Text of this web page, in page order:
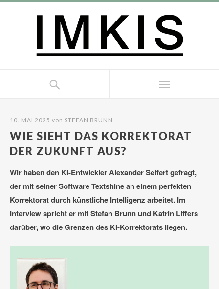
10. MAI 2025 von STEFAN BRUNN
WIE SIEHT DAS KORREKTORAT
DER ZUKUNFT AUS?
Wir haben den KI-Entwickler Alexander Seifert gefragt,
der mit seiner Software Textshine an einem perfekten
Korrektorat durch künstliche Intelligenz arbeitet. Im
Interview spricht er mit Stefan Brunn und Katrin Liffers
darüber, wo die Grenzen des KI-Korrektorats liegen.